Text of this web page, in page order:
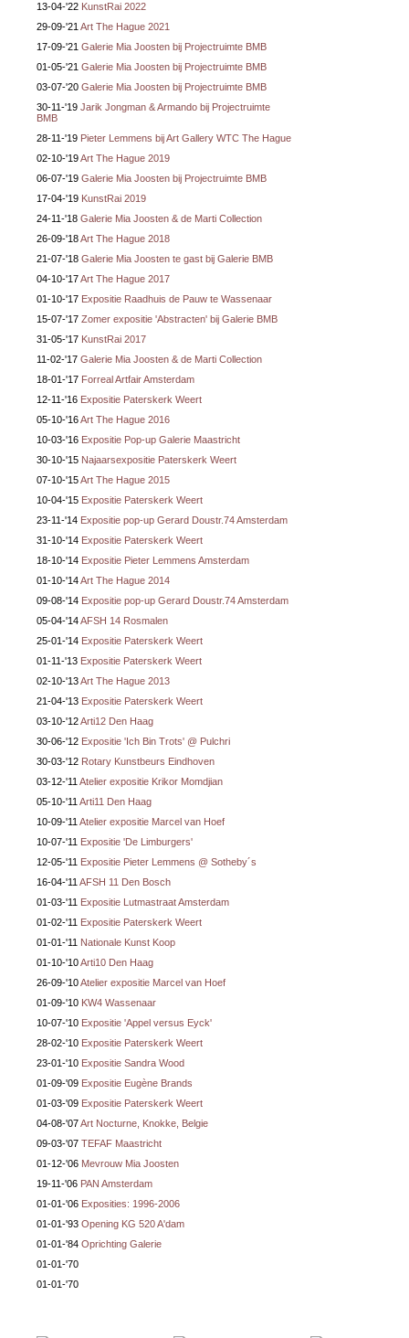
13-04-'22 KunstRai 2022
29-09-'21 Art The Hague 2021
17-09-'21 Galerie Mia Joosten bij Projectruimte BMB
01-05-'21 Galerie Mia Joosten bij Projectruimte BMB
03-07-'20 Galerie Mia Joosten bij Projectruimte BMB
30-11-'19 Jarik Jongman & Armando bij Projectruimte
BMB
28-11-'19 Pieter Lemmens bij Art Gallery WTC The Hague
02-10-'19Art The Hague 2019
06-07-'19 Galerie Mia Joosten bij Projectruimte BMB
17-04-'19 KunstRai 2019
24-11-'18 Galerie Mia Joosten & de Marti Collection
26-09-'18Art The Hague 2018
21-07-'18 Galerie Mia Joosten te gast bij Galerie BMB
04-10-'17Art The Hague 2017
01-10-'17 Expositie Raadhuis de Pauw te Wassenaar
15-07-'17 Zomer expositie 'Abstracten' bij Galerie BMB
31-05-'17 KunstRai 2017
11-02-'17 Galerie Mia Joosten & de Marti Collection
18-01-'17 Forreal Artfair Amsterdam
12-11-'16 Expositie Paterskerk Weert
05-10-'16Art The Hague 2016
10-03-'16 Expositie Pop-up Galerie Maastricht
30-10-'15 Najaarsexpositie Paterskerk Weert
07-10-'15Art The Hague 2015
10-04-'15 Expositie Paterskerk Weert
23-11-'14 Expositie pop-up Gerard Doustr.74 Amsterdam
31-10-'14 Expositie Paterskerk Weert
18-10-'14 Expositie Pieter Lemmens Amsterdam
01-10-'14Art The Hague 2014
09-08-'14 Expositie pop-up Gerard Doustr.74 Amsterdam
05-04-'14AFSH 14 Rosmalen
25-01-'14 Expositie Paterskerk Weert
01-11-'13 Expositie Paterskerk Weert
02-10-'13Art The Hague 2013
21-04-'13 Expositie Paterskerk Weert
03-10-'12Arti12 Den Haag
30-06-'12 Expositie 'Ich Bin Trots' @ Pulchri
30-03-'12 Rotary Kunstbeurs Eindhoven
03-12-'11 Atelier expositie Krikor Momdjian
05-10-'11 Arti11 Den Haag
10-09-'11 Atelier expositie Marcel van Hoef
10-07-'11 Expositie 'De Limburgers'
12-05-'11 Expositie Pieter Lemmens @ Sotheby´s
16-04-'11 AFSH 11 Den Bosch
01-03-'11 Expositie Lutmastraat Amsterdam
01-02-'11 Expositie Paterskerk Weert
01-01-'11 Nationale Kunst Koop
01-10-'10Arti10 Den Haag
26-09-'10Atelier expositie Marcel van Hoef
01-09-'10 KW4 Wassenaar
10-07-'10 Expositie 'Appel versus Eyck'
28-02-'10 Expositie Paterskerk Weert
23-01-'10 Expositie Sandra Wood
01-09-'09 Expositie Eugène Brands
01-03-'09 Expositie Paterskerk Weert
04-08-'07Art Nocturne, Knokke, Belgie
09-03-'07 TEFAF Maastricht
01-12-'06 Mevrouw Mia Joosten
19-11-'06 PAN Amsterdam
01-01-'06 Exposities: 1996-2006
01-01-'93 Opening KG 520 A'dam
01-01-'84 Oprichting Galerie
01-01-'70
01-01-'70